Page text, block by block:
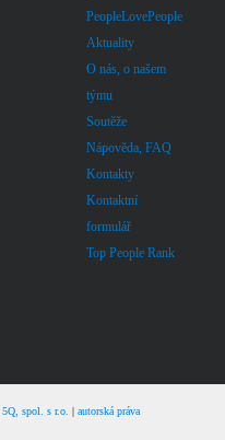
PeopleLovePeople
Aktuality
O nás, o našem
týmu
Soutěže
Nápověda, FAQ
Kontakty
Kontaktní
formulář
Top People Rank
5Q, spol. s r.o. autorská práva